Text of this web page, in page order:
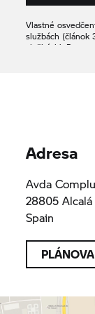
Vlastné
službách (článok
službách): Partner
Adresa
Avda
28805
Spain